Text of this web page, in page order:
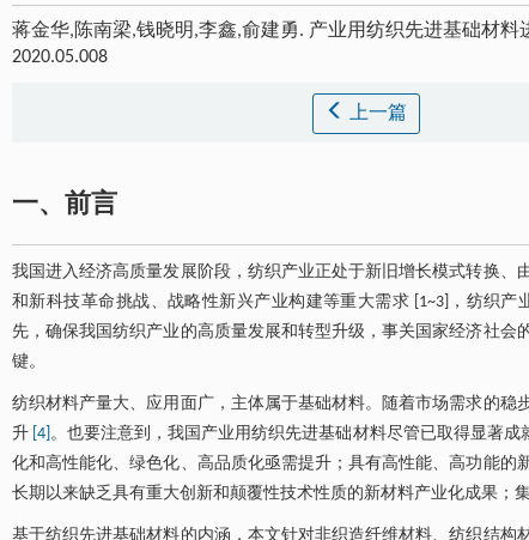
蒋金华,陈南梁,钱晓明,李鑫,俞建勇. 产业用纺织先进基础材料
2020.05.008
上一篇
一、前言
我国进入经济高质量发展阶段，纺织产业正处于新旧增长模式转换
和新科技革命挑战、战略性新兴产业构建等重大需求 [1~3]，纺织
先，确保我国纺织产业的高质量发展和转型升级，事关国家经济社
键。
纺织材料产量大、应用面广，主体属于基础材料。随着市场需求的
升 [4] 。也要注意到，我国产业用纺织先进基础材料尽管已取得显著
化和高性能化、绿色化、高品质化亟需提升；具有高性能、高功能的
长期以来缺乏具有重大创新和颠覆性技术性质的新材料产业化成果；
基于纺织先进基础材料的内涵，本文针对非织造纤维材料、纺织结